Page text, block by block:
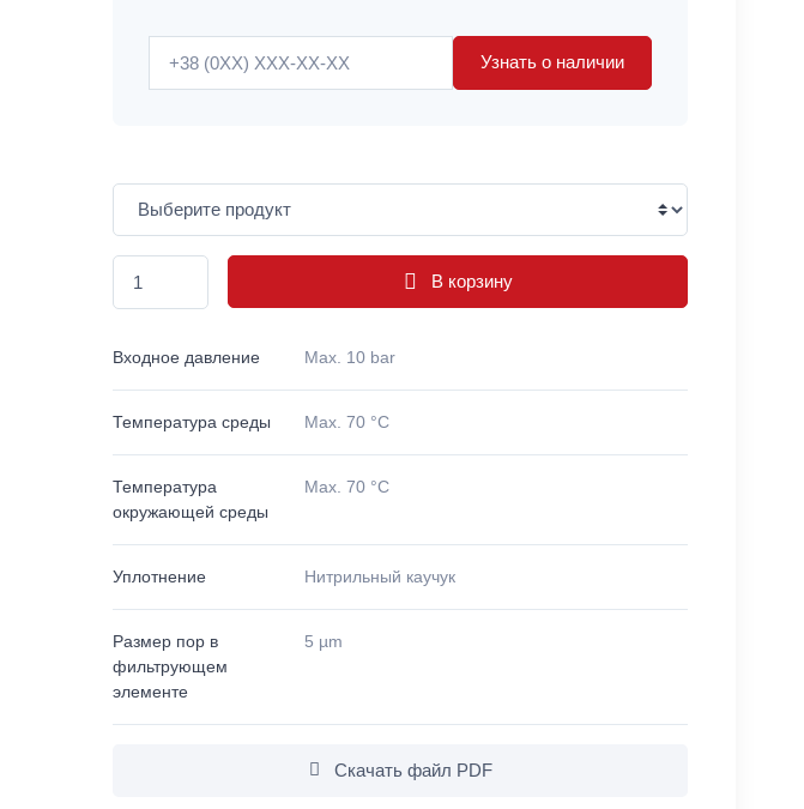
Узнать о наличии
В корзину
Входное давление Max. 10 bar
Температура среды Max. 70 °C
Температура
окружающей среды
Max. 70 °C
Уплотнение Нитрильный каучук
Размер пор в
фильтрующем
элементе
5 µm
Скачать файл PDF